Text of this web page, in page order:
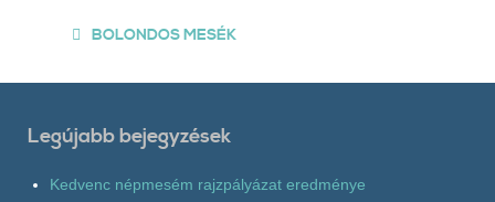
BOLONDOS MESÉK
Legújabb bejegyzések
Kedvenc népmesém rajzpályázat eredménye